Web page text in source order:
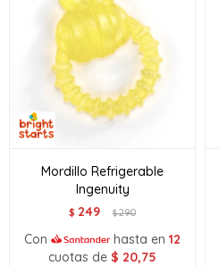
Mordillo Refrigerable
Ingenuity
$ 249 $290
Con hasta en 12
cuotas de $ 20,75